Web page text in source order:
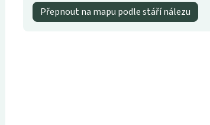
Přepnout na mapu podle stáří nálezu